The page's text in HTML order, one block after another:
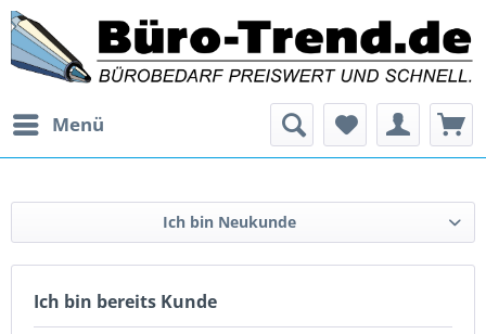
Menü
Ich bin Neukunde
Ich bin bereits Kunde